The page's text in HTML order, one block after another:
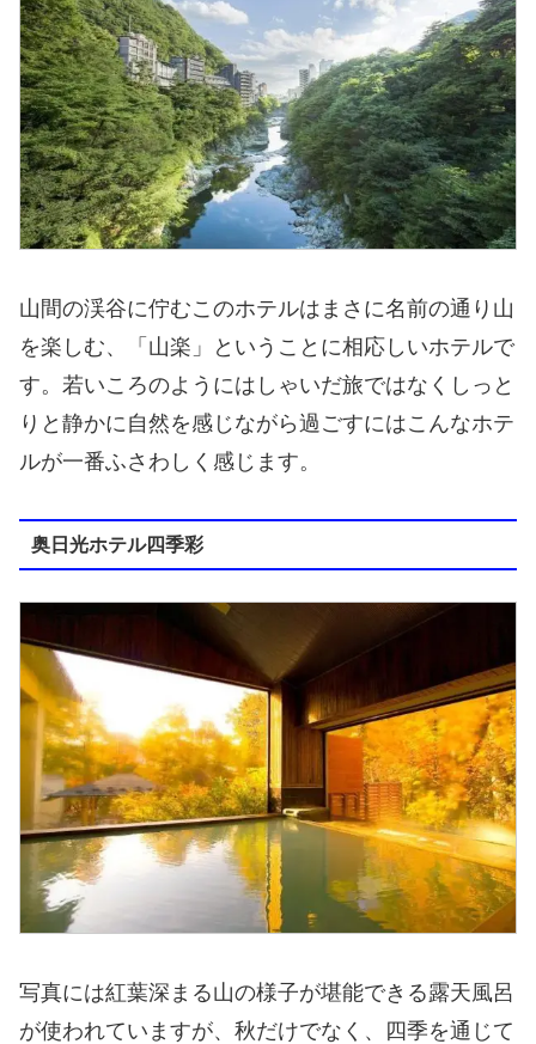
山間の渓谷に佇むこのホテルはまさに名前の通り山
を楽しむ、「山楽」ということに相応しいホテルで
す。若いころのようにはしゃいだ旅ではなくしっと
りと静かに自然を感じながら過ごすにはこんなホテ
ルが一番ふさわしく感じます。
奥日光ホテル四季彩
写真には紅葉深まる山の様子が堪能できる露天風呂
が使われていますが、秋だけでなく、四季を通じて